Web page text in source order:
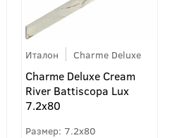
Италон Charme Deluxe
Charme Deluxe Cream
River Battiscopa Lux
7.2x80
7.2x80